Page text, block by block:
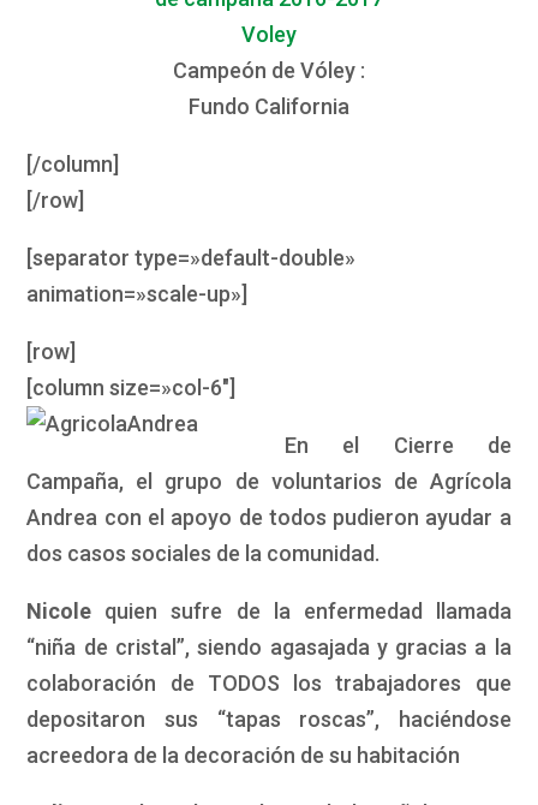
Campeón de Vóley :
Fundo California
[/column]
[/row]
[separator type=»default-double»
animation=»scale-up»]
[row]
[column size=»col-6″]
En el Cierre de
Campaña, el grupo de voluntarios de Agrícola
Andrea con el apoyo de todos pudieron ayudar a
dos casos sociales de la comunidad.
Nicole quien sufre de la enfermedad llamada
“niña de cristal”, siendo agasajada y gracias a la
colaboración de TODOS los trabajadores que
depositaron sus “tapas roscas”, haciéndose
acreedora de la decoración de su habitación